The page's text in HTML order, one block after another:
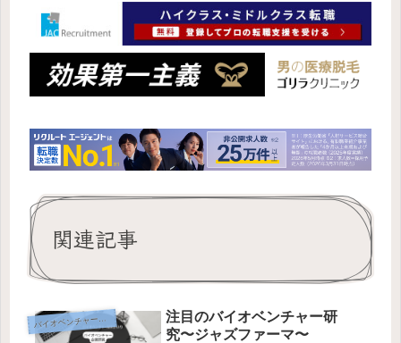
関連記事
バイオベンチャー企業研究
注目のバイオベンチャー研
究〜ジャズファーマ〜